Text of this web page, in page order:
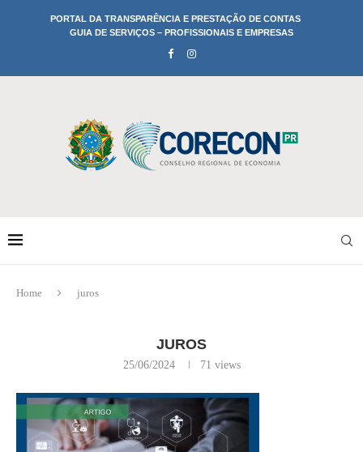
PORTAL DA TRANSPARÊNCIA E PRESTAÇÃO DE CONTAS
GUIA DE SERVIÇOS – PROFISSIONAIS E EMPRESAS
Home juros
JUROS
25/06/2024 71 views